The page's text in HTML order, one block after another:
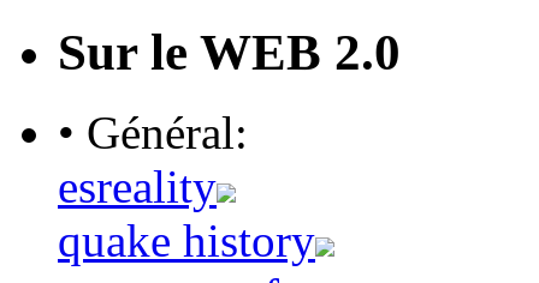
Sur le WEB 2.0
• Général:
esreality
quake history